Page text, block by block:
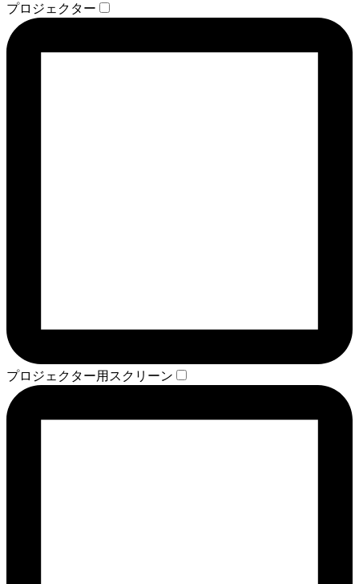
プロジェクター
プロジェクター用スクリーン